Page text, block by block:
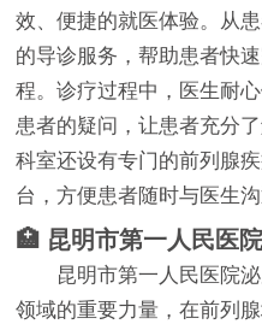
效、便捷的就医体验。从
的导诊服务，帮助患者快
程。诊疗过程中，医生耐
患者的疑问，让患者充分
科室还设有专门的前列腺
台，方便患者随时与医生
🏥 昆明市第一人民医
昆明市第一人民医院
领域的重要力量，在前列